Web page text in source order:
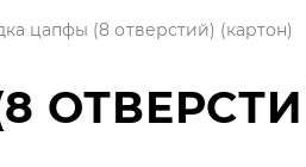
цапфы (8 отверстий) (картон)